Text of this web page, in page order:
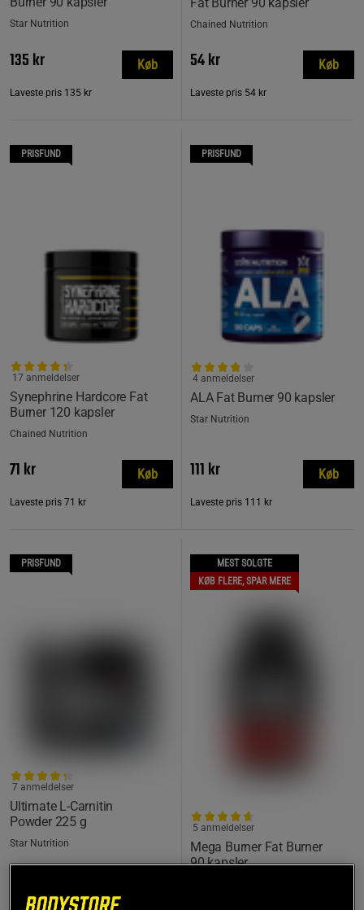
Star Nutrition
135 kr
Laveste pris 135 kr
Køb
Chained Nutrition
54 kr
Laveste pris 54 kr
Køb
PRISFUND
Synephrine Hardcore Fat
Burner 120 kapsler
17 anmeldelser
Chained Nutrition
71 kr
Laveste pris 71 kr
Køb
PRISFUND
ALA Fat Burner 90 kapsler
4 anmeldelser
Star Nutrition
111 kr
Laveste pris 111 kr
Køb
PRISFUND
Ultimate L-Carnitin
Powder 225 g
7 anmeldelser
Star Nutrition
MEST SOLGTE
KØB FLERE, SPAR MERE
Mega Burner Fat Burner
90 kapsler
5 anmeldelser